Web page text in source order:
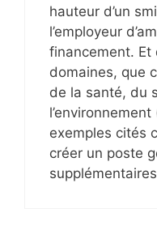
hauteur d’un
l’employeur
financement. Et
domaines, que
de la santé, du
exemples cités
créer un poste